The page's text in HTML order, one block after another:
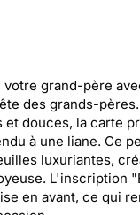
votre grand-père
des grands-
douces, la carte
à une liane. Ce
luxuriantes,
L'inscription
en avant, ce qui